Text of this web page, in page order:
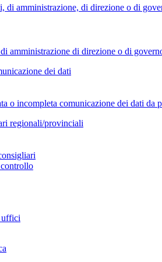
di amministrazione, di direzione o di
amministrazione di direzione o di
dei dati
o incompleta comunicazione dei dati
regionali/provinciali
uffici